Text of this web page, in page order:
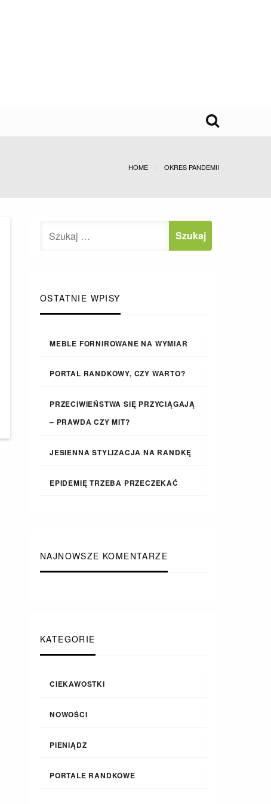
HOME OKRES PANDEMII
OSTATNIE WPISY
MEBLE FORNIROWANE NA WYMIAR
PORTAL RANDKOWY, CZY WARTO?
PRZECIWIEŃSTWA SIĘ PRZYCIĄGAJĄ
– PRAWDA CZY MIT?
JESIENNA STYLIZACJA NA RANDKĘ
EPIDEMIĘ TRZEBA PRZECZEKAĆ
NAJNOWSZE KOMENTARZE
KATEGORIE
CIEKAWOSTKI
NOWOŚCI
PIENIĄDZ
PORTALE RANDKOWE